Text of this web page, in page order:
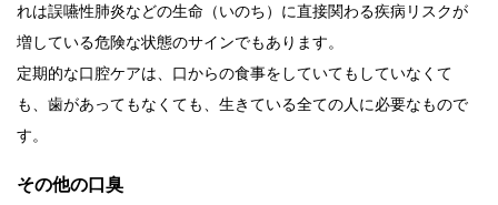
れは誤嚥性肺炎などの生命（いのち）に直接関わる疾病リスクが
増している危険な状態のサインでもあります。
定期的な口腔ケアは、口からの食事をしていてもしていなくて
も、歯があってもなくても、生きている全ての人に必要なもので
す。
その他の口臭